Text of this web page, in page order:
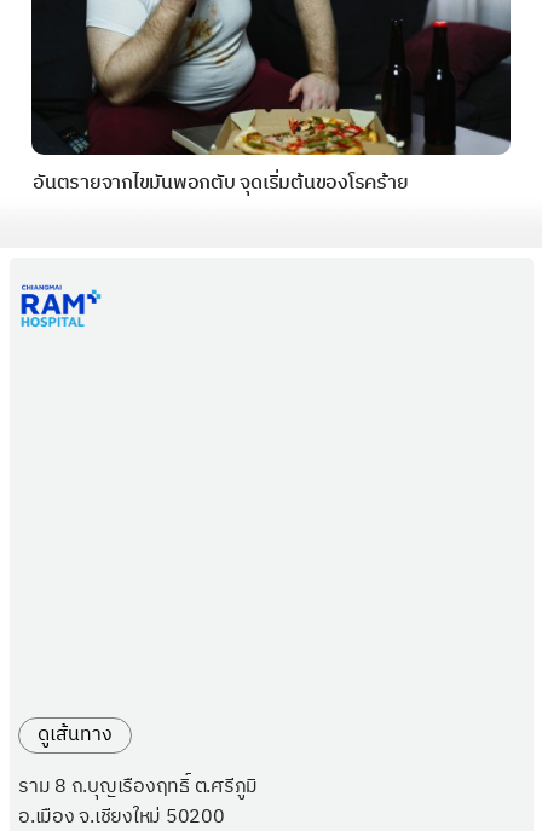
อันตรายจากไขมันพอกตับ จุดเริ่มต้นของโรคร้าย
ดูเส้นทาง
ราม 8 ถ.บุญเรืองฤทธิ์ ต.ศรีภูมิ
อ.เมือง จ.เชียงใหม่ 50200